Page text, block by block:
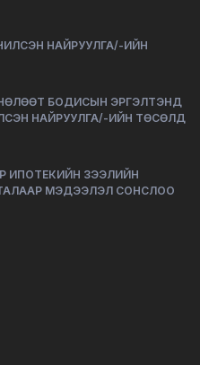
НАЙРУУЛГА/-ИЙН
БОДИСЫН ЭРГЭЛТЭНД
НАЙРУУЛГА/-ИЙН ТӨСӨЛД
ИПОТЕКИЙН ЗЭЭЛИЙН
МЭДЭЭЛЭЛ СОНСЛОО